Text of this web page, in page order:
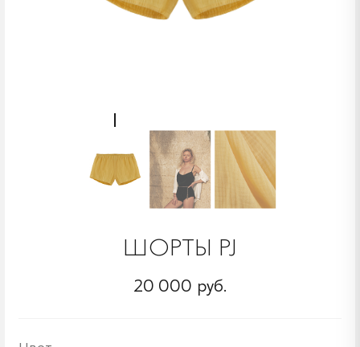
ШОРТЫ PJ
20 000 руб.